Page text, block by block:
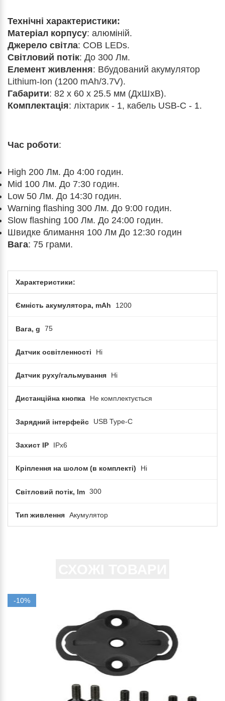
Технічні характеристики:
Матеріал корпусу: алюміній.
Джерело світла: COB LEDs.
Світловий потік: До 300 Лм.
Елемент живлення: Вбудований акумулятор
Lithium-Ion (1200 mAh/3.7V).
Габарити: 82 x 60 x 25.5 мм (ДхШхВ).
Комплектація: ліхтарик - 1, кабель USB-C - 1.
Час роботи:
High 200 Лм. До 4:00 годин.
Mid 100 Лм. До 7:30 годин.
Low 50 Лм. До 14:30 годин.
Warning flashing 300 Лм. До 9:00 годин.
Slow flashing 100 Лм. До 24:00 годин.
Швидке блимання 100 Лм До 12:30 годин
Вага: 75 грами.
Характеристики:
Ємність акумулятора, mAh 1200
Вага, g 75
Датчик освітленності Ні
Датчик руху/гальмування Ні
Дистанційна кнопка Не комплектується
Зарядний інтерфейс USB Type-C
Захист IP IPx6
Кріплення на шолом (в комплекті) Ні
Світловий потік, lm 300
Тип живлення Акумулятор
-10%